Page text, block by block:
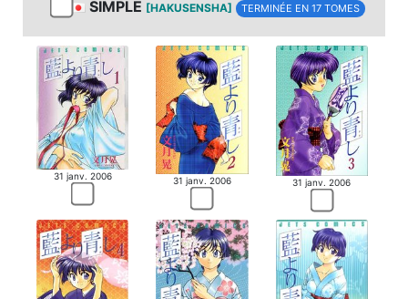
SIMPLE [HAKUSENSHA] TERMINÉE EN 17 TOMES
31 janv. 2006 31 janv. 2006 31 janv. 2006